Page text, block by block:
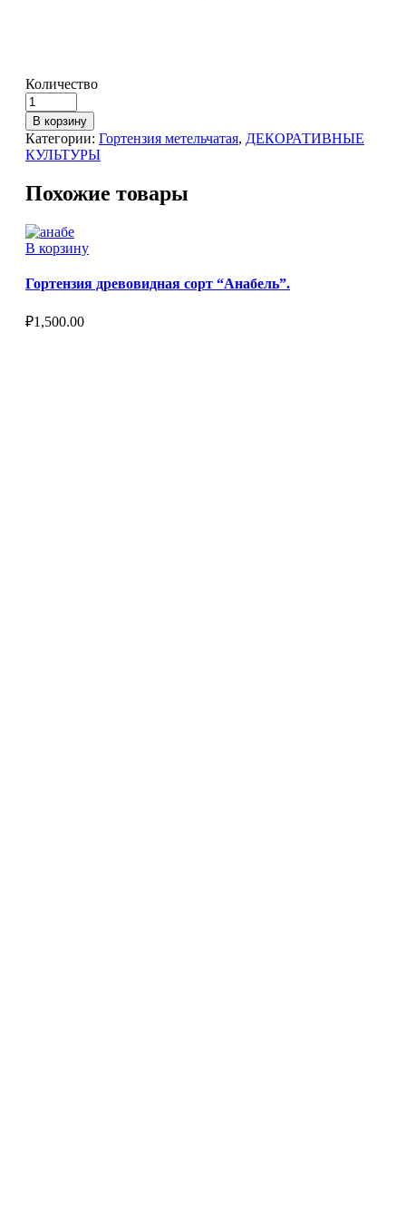
Количество
В корзину
Категории: Гортензия метельчатая, ДЕКОРАТИВНЫЕ
КУЛЬТУРЫ
Похожие товары
В корзину
Гортензия древовидная сорт “Анабель”.
₽1,500.00